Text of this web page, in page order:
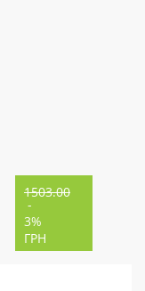
1503.00
-
3%
ГРН